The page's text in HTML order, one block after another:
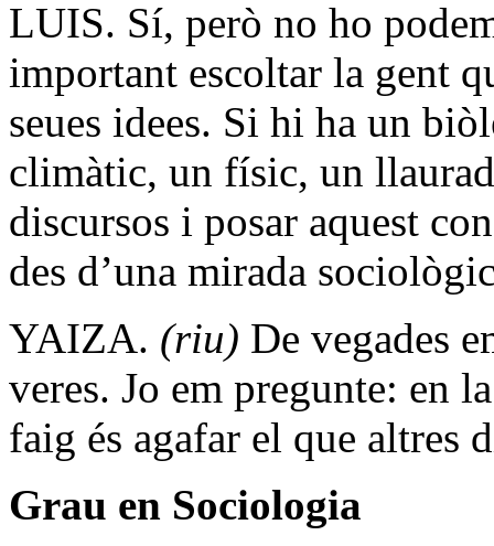
LUIS. Sí, però no ho
important escoltar la gent
seues idees. Si hi ha un
climàtic, un físic, un
discursos i posar aquest
des d’una mirada
YAIZA. (riu) De vegades
veres. Jo em pregunte: en
faig és agafar el que altres
Grau en Sociologia